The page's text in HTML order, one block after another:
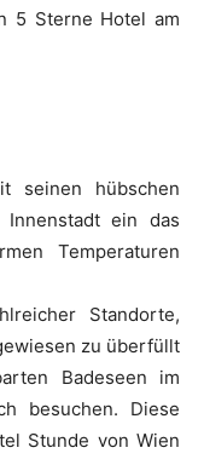
5 Sterne Hotel am
seinen hübschen
ein das
Temperaturen
Standorte,
zu überfüllt
Badeseen im
besuchen. Diese
Stunde von Wien